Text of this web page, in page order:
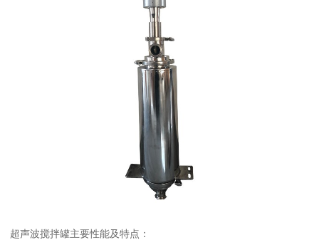
超声波搅拌罐主要性能及特点：